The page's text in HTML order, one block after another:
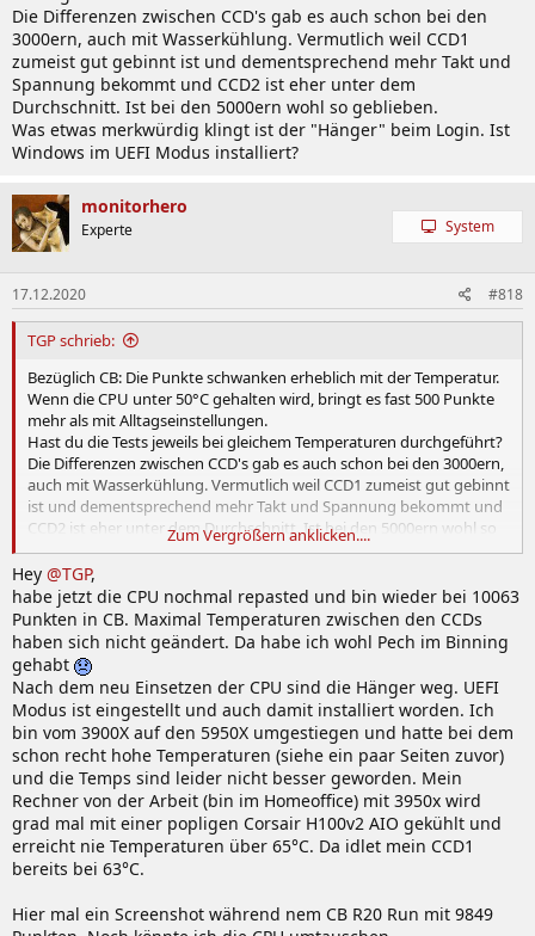
Die Differenzen zwischen CCD's gab es auch schon bei den
3000ern, auch mit Wasserkühlung. Vermutlich weil CCD1
zumeist gut gebinnt ist und dementsprechend mehr Takt und
Spannung bekommt und CCD2 ist eher unter dem
Durchschnitt. Ist bei den 5000ern wohl so geblieben.
Was etwas merkwürdig klingt ist der "Hänger" beim Login. Ist
Windows im UEFI Modus installiert?
monitorhero
Experte System
17.12.2020 #818
TGP schrieb:
Bezüglich CB: Die Punkte schwanken erheblich mit der Temperatur.
Wenn die CPU unter 50°C gehalten wird, bringt es fast 500 Punkte
mehr als mit Alltagseinstellungen.
Hast du die Tests jeweils bei gleichem Temperaturen durchgeführt?
Die Differenzen zwischen CCD's gab es auch schon bei den 3000ern,
auch mit Wasserkühlung. Vermutlich weil CCD1 zumeist gut gebinnt
ist und dementsprechend mehr Takt und Spannung bekommt und
CCD2 ist eher unter dem Durchschnitt. Ist bei den 5000ern wohl so
geblieben.
Was etwas merkwürdig klingt ist der "Hänger" beim Login. Ist
Windows im UEFI Modus installiert?
Zum Vergrößern anklicken....
Hey @TGP,
habe jetzt die CPU nochmal repasted und bin wieder bei 10063
Punkten in CB. Maximal Temperaturen zwischen den CCDs
haben sich nicht geändert. Da habe ich wohl Pech im Binning
gehabt
Nach dem neu Einsetzen der CPU sind die Hänger weg. UEFI
Modus ist eingestellt und auch damit installiert worden. Ich
bin vom 3900X auf den 5950X umgestiegen und hatte bei dem
schon recht hohe Temperaturen (siehe ein paar Seiten zuvor)
und die Temps sind leider nicht besser geworden. Mein
Rechner von der Arbeit (bin im Homeoffice) mit 3950x wird
grad mal mit einer popligen Corsair H100v2 AIO gekühlt und
erreicht nie Temperaturen über 65°C. Da idlet mein CCD1
bereits bei 63°C.
Hier mal ein Screenshot während nem CB R20 Run mit 9849